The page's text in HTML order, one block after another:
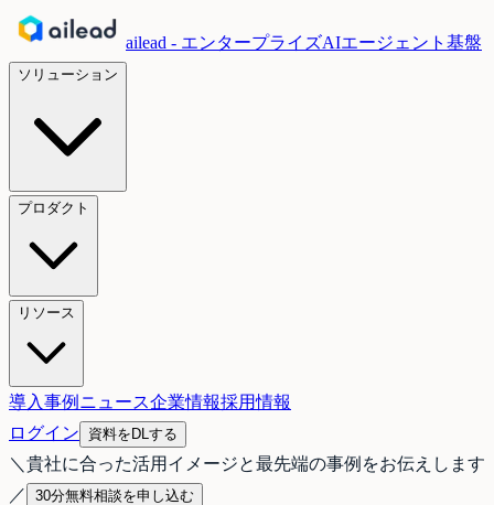
ailead - エンタープライズAIエージェント基盤
ソリューション
プロダクト
リソース
導入事例 ニュース企業情報採用情報
ログイン
資料をDLする
＼ 貴社に合った活用イメージと最先端の事例をお伝えします
／
30分無料相談を申し込む